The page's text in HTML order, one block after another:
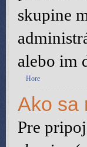
skupine
alebo im
Hore
Ako sa
Pre